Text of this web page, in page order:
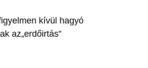
kívül hagyó
az„erdőirtás”